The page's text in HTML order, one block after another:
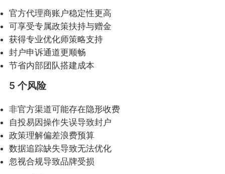
官方代理商账户稳定性更高
可享受专属政策扶持与赠金
获得专业优化师策略支持
封户申诉通道更顺畅
节省内部团队搭建成本
5 个风险
非官方渠道可能存在隐形收费
自投易因操作失误导致封户
政策理解偏差浪费预算
数据追踪缺失导致无法优化
忽视合规导致品牌受损